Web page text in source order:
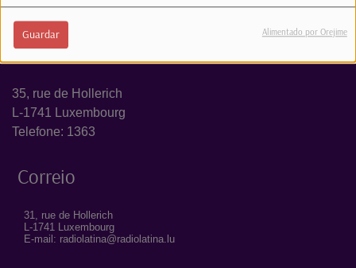
Guardar Alimentado por Orejime
Estúdio
35, rue de Hollerich
L-1741 Luxembourg
Telefone: 1363
Correio
31, rue de Hollerich
L-1741 Luxembourg
E-mail: radiolatina@radiolatina.lu